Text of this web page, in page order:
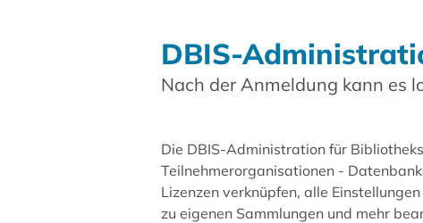
DBIS-
Nach der Anmeldung kann es
Die DBIS-Administration für
Teilnehmerorganisationen -
Lizenzen verknüpfen, alle
zu eigenen Sammlungen und mehr